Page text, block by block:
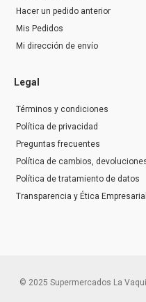
Hacer un pedido anterior
Mis Pedidos
Mi dirección de envío
Legal
Términos y condiciones
Política de privacidad
Preguntas frecuentes
Política de cambios,
Política de tratamiento de datos
Transparencia y Ética Empresarial
© 2025 Supermercados La